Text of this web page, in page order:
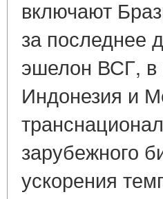
включают
за последнее
эшелон ВСГ,
Индонезия и
зарубежного
ускорения